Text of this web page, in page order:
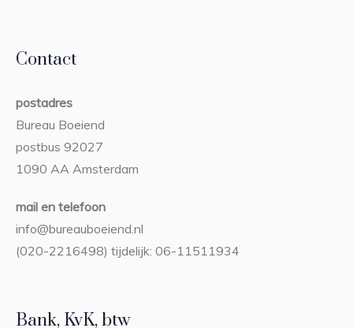
Contact
postadres
Bureau Boeiend
postbus 92027
1090 AA Amsterdam
mail en telefoon
info@bureauboeiend.nl
(020-2216498) tijdelijk: 06-11511934
Bank, KvK, btw